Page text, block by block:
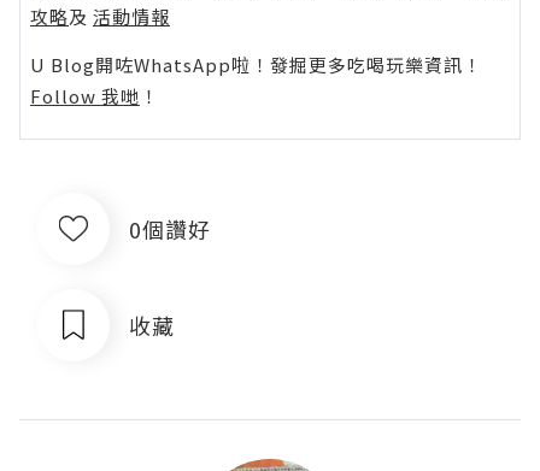
攻略及 活動情報
U Blog開咗WhatsApp啦！發掘更多吃喝玩樂資訊！
Follow 我哋 ！
0個讚好
收藏